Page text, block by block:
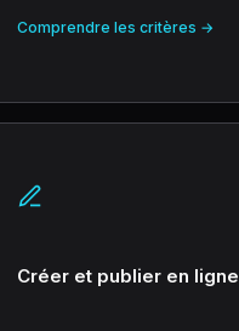
Comprendre les critères →
Créer et publier en ligne